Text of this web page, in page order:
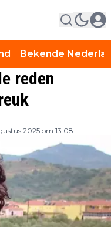
Bekende
reden
2025 om 13:08